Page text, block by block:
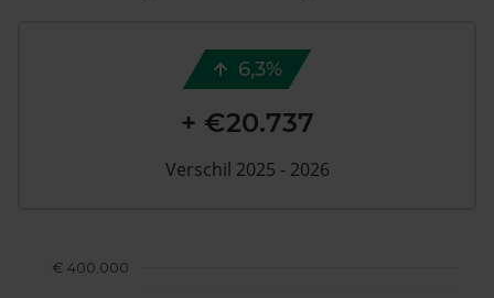
€ 400.000
6,3%
+ €20.737
Verschil 2025 - 2026